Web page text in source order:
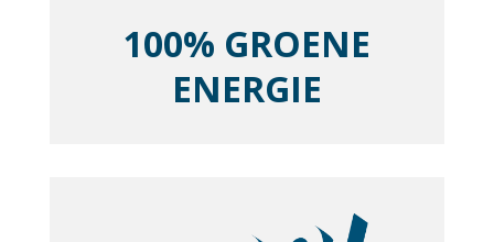
100% GROENE
ENERGIE